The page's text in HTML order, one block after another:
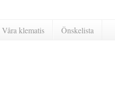
Våra klematis Önskelista